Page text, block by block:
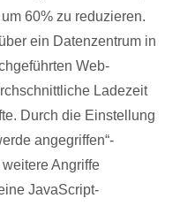
60% zu reduzieren.
ein Datenzentrum in
Web-
Ladezeit
Durch die Einstellung
angegriffen“-
Angriffe
JavaScript-